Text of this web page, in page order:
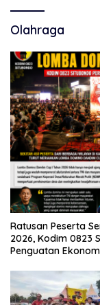
Olahraga
Ratusan Peserta
2026, Kodim 0823
Penguatan